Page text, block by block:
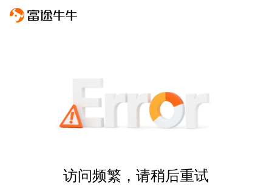
访问频繁，请稍后重试